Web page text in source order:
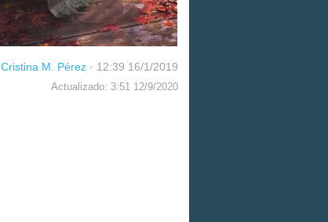
Cristina M. Pérez · 12:39 16/1/2019
Actualizado: 3:51 12/9/2020